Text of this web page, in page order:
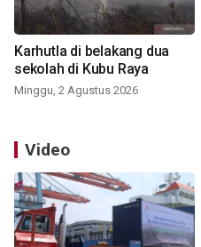
Karhutla di belakang dua
sekolah di Kubu Raya
Minggu, 2 Agustus 2026
Video